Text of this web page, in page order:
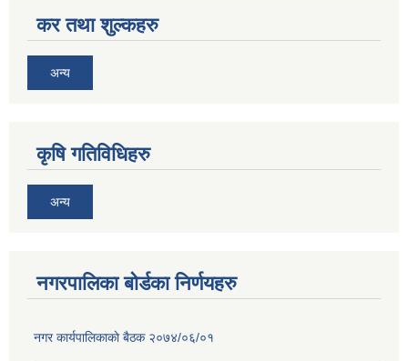
कर तथा शुल्कहरु
अन्य
कृषि गतिविधिहरु
अन्य
नगरपालिका बोर्डका निर्णयहरु
नगर कार्यपालिकाकाे बैठक २०७४/०६/०१